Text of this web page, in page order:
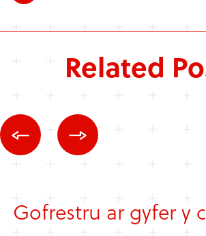
Related
Gofrestru ar gyfer y